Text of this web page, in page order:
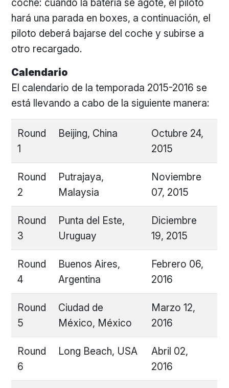
coche: cuando la batería se agote, el piloto
hará una parada en boxes, a continuación, el
piloto deberá bajarse del coche y subirse a
otro recargado.
Calendario
El calendario de la temporada 2015-2016 se
está llevando a cabo de la siguiente manera:
Round
1
Beijing, China
Octubre 24,
2015
Round
2
Putrajaya,
Malaysia
Noviembre
07, 2015
Round
3
Punta del Este,
Uruguay
Diciembre
19, 2015
Round
4
Buenos Aires,
Argentina
Febrero 06,
2016
Round
5
Ciudad de
México, México
Marzo 12,
2016
Round
6
Long Beach, USA
Abril 02,
2016